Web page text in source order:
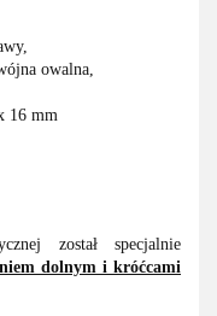
owalna,
16 mm
został specjalnie
dolnym i króćcami